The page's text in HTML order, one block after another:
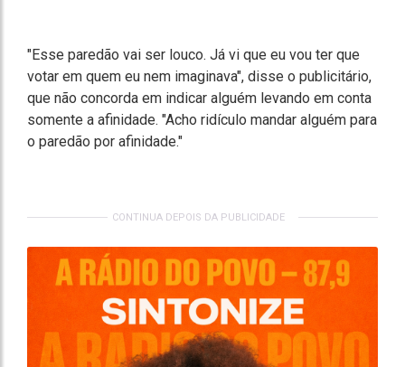
"Esse paredão vai ser louco. Já vi que eu vou ter que
votar em quem eu nem imaginava", disse o publicitário,
que não concorda em indicar alguém levando em conta
somente a afinidade. "Acho ridículo mandar alguém para
o paredão por afinidade."
CONTINUA DEPOIS DA PUBLICIDADE